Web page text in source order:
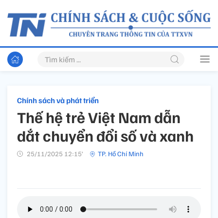
Chính sách và phát triển
Thế hệ trẻ Việt Nam dẫn
dắt chuyển đổi số và xanh
25/11/2025 12:15’ TP. Hồ Chí Minh